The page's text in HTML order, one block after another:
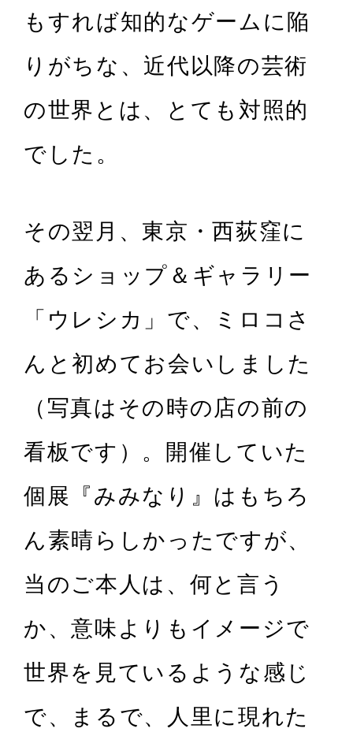
もすれば知的なゲームに陥
りがちな、近代以降の芸術
の世界とは、とても対照的
でした。
その翌月、東京・西荻窪に
あるショップ＆ギャラリー
「ウレシカ」で、ミロコさ
んと初めてお会いしました
（写真はその時の店の前の
看板です）。開催していた
個展『みみなり』はもちろ
ん素晴らしかったですが、
当のご本人は、何と言う
か、意味よりもイメージで
世界を見ているような感じ
で、まるで、人里に現れた